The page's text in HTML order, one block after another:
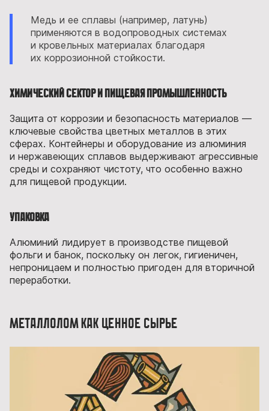
Медь и ее сплавы (например, латунь)
применяются в водопроводных системах
и кровельных материалах благодаря
их коррозионной стойкости.
Химический сектор и пищевая промышленность
Защита от коррозии и безопасность материалов —
ключевые свойства цветных металлов в этих
сферах. Контейнеры и оборудование из алюминия
и нержавеющих сплавов выдерживают агрессивные
среды и сохраняют чистоту, что особенно важно
для пищевой продукции.
Упаковка
Алюминий лидирует в производстве пищевой
фольги и банок, поскольку он легок, гигиеничен,
непроницаем и полностью пригоден для вторичной
переработки.
Металлолом как ценное сырье